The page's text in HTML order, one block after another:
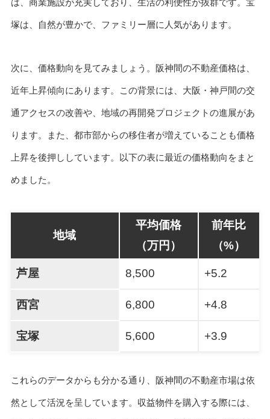
塚は、自然が豊かで、ファミリー層に人気があります。
次に、価格動向を見てみましょう。阪神間の不動産価格は、
近年上昇傾向にあります。この背景には、大阪・神戸間の交
通アクセスの改善や、地域の再開発プロジェクトの進展があ
ります。また、都市部からの移住者が増えていることも価格
上昇を後押ししています。以下の表に最近の価格動向をまと
めました。
地域
平均価格
（万円）
前年比
（%）
芦屋 8,500 +5.2
西宮 6,800 +4.8
宝塚 5,600 +3.9
これらのデータからも分かる通り、阪神間の不動産市場は依
然として活況を呈しています。収益物件を購入する際には、